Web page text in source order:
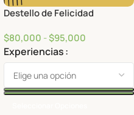
Destello de Felicidad
$80,000 -$95,000
Experiencias